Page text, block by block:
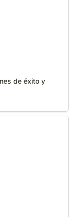
de éxito y